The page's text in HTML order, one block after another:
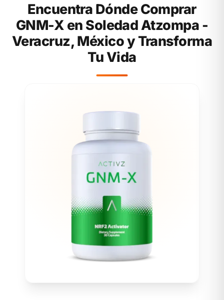
Encuentra Dónde Comprar
GNM-X en Soledad Atzompa -
Veracruz, México y Transforma
Tu Vida